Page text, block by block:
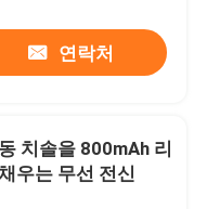
연락처
치솔을 800mAh 리
우는 무선 전신